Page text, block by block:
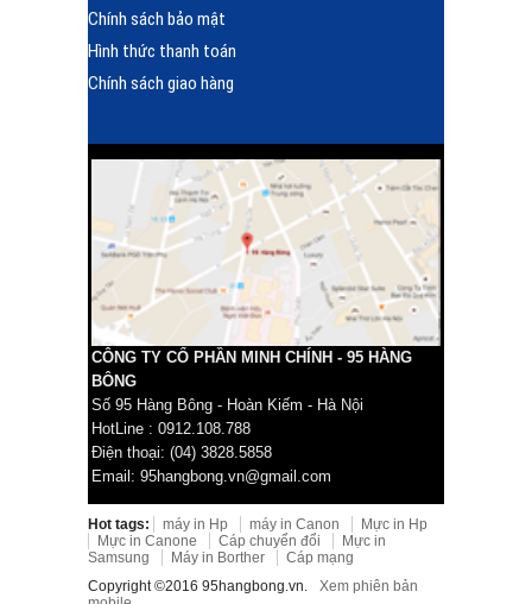
Chính sách bảo mật
Hình thức thanh toán
Chính sách giao hàng
CÔNG TY CỔ PHẦN MINH CHÍNH - 95 HÀNG
BÔNG
Số 95 Hàng Bông - Hoàn Kiếm - Hà Nội
HotLine : 0912.108.788
Điện thoại: (04) 3828.5858
Email: 95hangbong.vn@gmail.com
Hot tags: máy in Hp máy in Canon
Mực in Hp
Mực in Canone
Cáp chuyển đổi
Mực in
Samsung
Máy in Borther
Cáp mạng
Copyright ©2016 95hangbong.vn.
Xem phiên bản